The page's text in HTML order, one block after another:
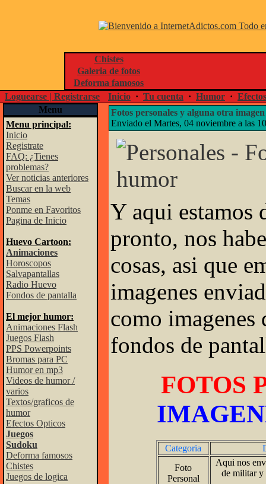
Chistes
Galeria de fotos
Deforma famosos
Loguearse | Registrarse
Inicio · Tu cuenta · Humor ·
Menu
Menu principal:
Inicio
Registrate
FAQ: ¿Tienes
problemas?
Ver noticias anteriores
Buscar en la web
Temas
Ponme en Favoritos
Pagina de Inicio
Huevo Cartoon:
Animaciones
Horoscopos
Salvapantallas
Radio Huevo
Fondos de pantalla
El mejor humor:
Animaciones Flash
Juegos Flash
PPS Powerpoints
Bromas para PC
Humor en mp3
Videos de humor /
varios
Textos/graficos de
humor
Efectos Opticos
Juegos
Sudoku
Deforma famosos
Chistes
Juegos de logica
Fotos personales y alguna otra imagen
Enviado el Martes, 04 noviembre a las
Y aqui estamos
pronto, nos
cosas, asi que
imagenes
como imagenes
fondos de
FOTOS
Categoria
Foto
Personal
Aqui nos
de militar y